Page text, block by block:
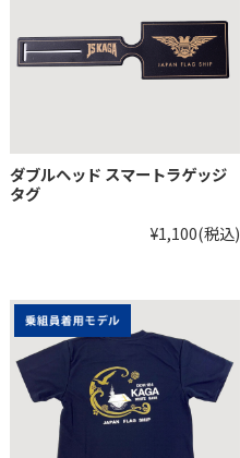
ダブルヘッド スマートラゲッジ
タグ
¥1,100(税込)